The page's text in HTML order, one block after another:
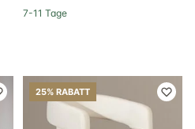
7-11 Tage
25% RABATT